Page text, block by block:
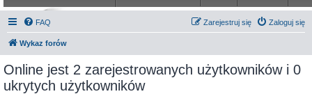
FAQ Zaloguj się
Zarejestruj się
Wykaz forów
Online jest 2 zarejestrowanych użytkowników i 0
ukrytych użytkowników